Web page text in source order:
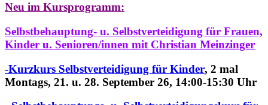
Neu im Kursprogramm:
Selbstbehauptung- u. Selbstverteidigung für Frauen,
Kinder u. Senioren/innen mit Christian Meinzinger
-Kurzkurs Selbstverteidigung für Kinder, 2 mal
Montags, 21. u. 28. September 26, 14:00-15:30 Uhr